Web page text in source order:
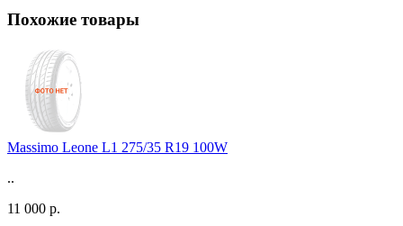
Похожие товары
Massimo Leone L1 275/35 R19 100W
..
11 000 р.